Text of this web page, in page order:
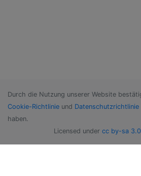
Durch die Nutzung unserer Website
Cookie-Richtlinie und Datenschutzrichtlinie
haben.
Licensed under cc by-sa 3.0